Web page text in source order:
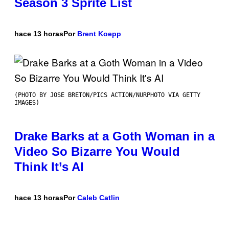
Season 3 Sprite List
hace 13 horasPor Brent Koepp
(PHOTO BY JOSE BRETON/PICS ACTION/NURPHOTO VIA GETTY
IMAGES)
Drake Barks at a Goth Woman in a
Video So Bizarre You Would
Think It’s AI
hace 13 horasPorCaleb Catlin